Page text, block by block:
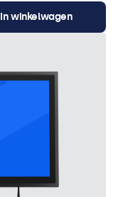
In winkelwagen